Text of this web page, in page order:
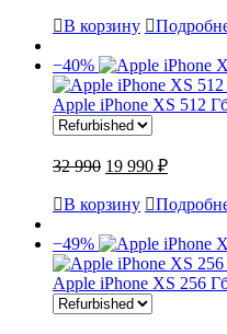
В корзину
−40%
Apple iPhone XS 512
32 990 19 990 ₽
В корзину
−49%
Apple iPhone XS 256